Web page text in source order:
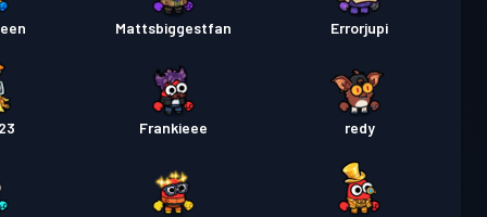
Season 3 Úroveň 6
Mattsbiggestfan Errorjupi
Frankieee redy